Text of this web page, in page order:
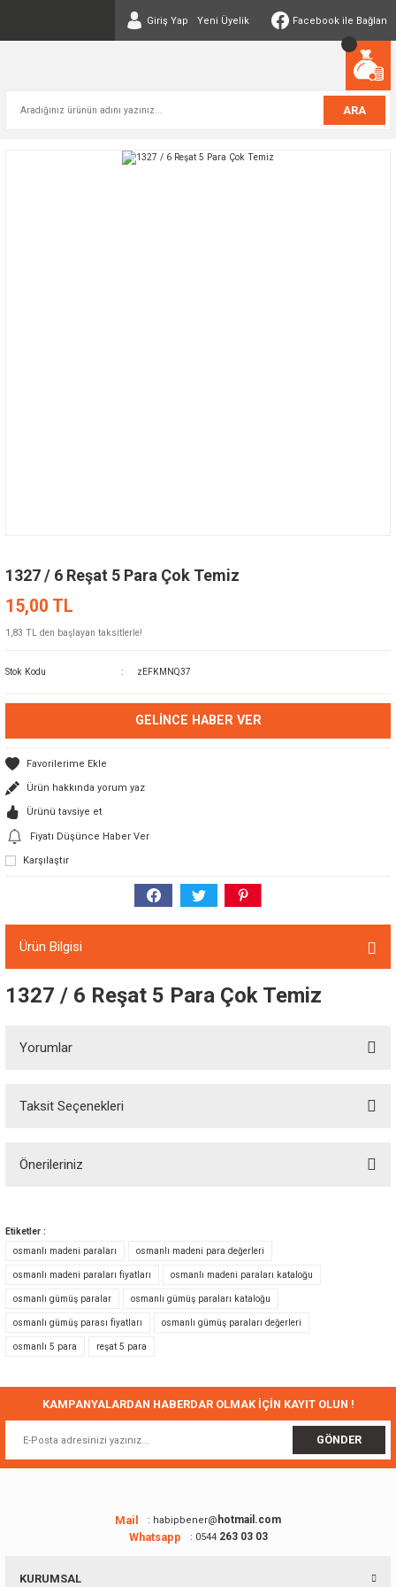
Giriş Yap Yeni Üyelik Facebook ile Bağlan
ARA
1327 / 6 Reşat 5 Para Çok Temiz
15,00 TL
1,83 TL den başlayan taksitlerle!
Stok Kodu zEFKMNQ37
GELINCE HABER VER
Ürün hakkında yorum yaz
Ürünü tavsiye et
Fiyatı Düşünce Haber Ver
Karşılaştır
Ürün Bilgisi
1327 / 6 Reşat 5 Para Çok Temiz
Yorumlar
Taksit Seçenekleri
Önerileriniz
Görüş ve önerileriniz için teşekkür ederiz.
Ürün resmi kalitesiz, bozuk veya görüntülenemiyor.
Ürün açıklamasında eksik bilgiler bulunuyor.
Ürün bilgilerinde hatalar bulunuyor.
Bu ürüne benzer farklı alternatifler olmalı.
Gönder
Etiketler :
osmanlı madeni paraları
osmanlı madeni para değerleri
osmanlı madeni paraları fiyatları osmanlı madeni paraları kataloğu
osmanlı gümüş paralar osmanlı gümüş paraları kataloğu
osmanlı gümüş parası fiyatları osmanlı gümüş paraları değerleri
osmanlı 5 para reşat 5 para
KAMPANYALARDAN HABERDAR OLMAK İÇİN KAYIT OLUN !
GÖNDER
Mail : habipbener@ hotmail.com
Whatsapp : 0544263 03 03
KURUMSAL